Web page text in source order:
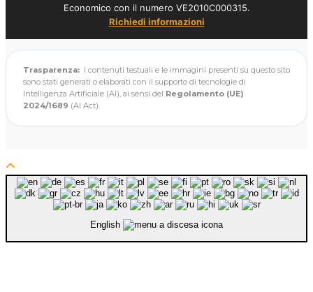
Economico con il numero VE2010C000315.
Richiedi informazioni
Trasparenza: I contenuti testuali e le immagini presenti su questo sito
sono stati generati o elaborati con il supporto di tecnologie di
Intelligenza Artificiale (AI), ai sensi del Regolamento (UE)
2024/1689 (AI Act).
English